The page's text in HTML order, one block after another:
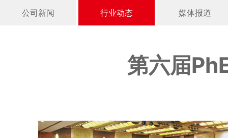
公司新闻 行业动态 媒体报道
第六届